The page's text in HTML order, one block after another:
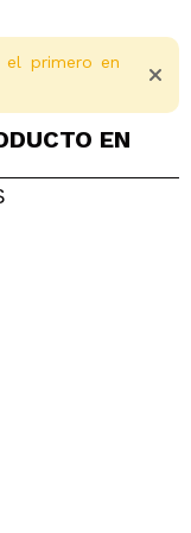
foto
el primero en
EN